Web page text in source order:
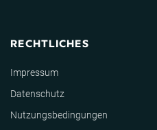
RECHTLICHES
Impressum
Datenschutz
Nutzungsbedingungen